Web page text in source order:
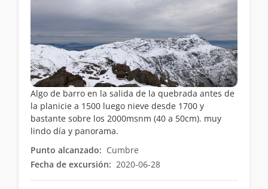
Algo de barro en la salida de la quebrada antes de
la planicie a 1500 luego nieve desde 1700 y
bastante sobre los 2000msnm (40 a 50cm). muy
lindo día y panorama.
Punto alcanzado: Cumbre
Fecha de excursión: 2020-06-28